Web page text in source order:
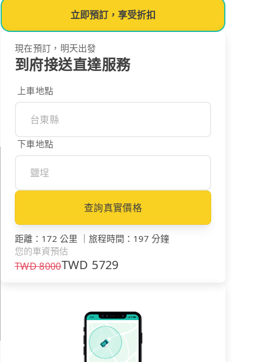
立即預訂，享受折扣
現在預訂，明天出發
到府接送直達服務
上車地點
下車地點
查詢真實價格
距離 ： 172 公里 ｜ 旅程時間 ： 197 分鐘
您的車資預估
TWD8000TWD 5729